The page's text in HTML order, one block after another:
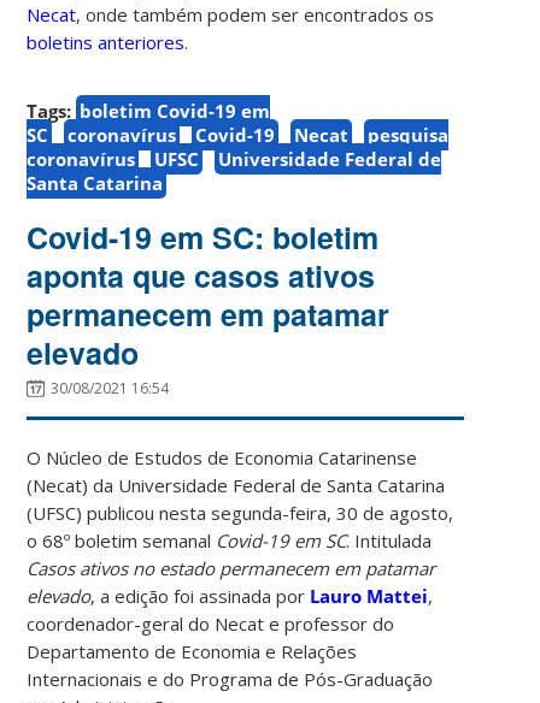
Necat, onde também podem ser encontrados os
boletins anteriores.
Tags: boletim Covid-19 em
SC
coronavírus Covid-19 Necat
pesquisa
coronavírus
UFSC
Universidade Federal de
Santa Catarina
Covid-19 em SC: boletim
aponta que casos ativos
permanecem em patamar
elevado
30/08/2021 16:54
O Núcleo de Estudos de Economia Catarinense
(Necat) da Universidade Federal de Santa Catarina
(UFSC) publicou nesta segunda-feira, 30 de agosto,
o 68º boletim semanal Covid-19 em SC. Intitulada
Casos ativos no estado permanecem em patamar
elevado, a edição foi assinada por Lauro Mattei,
coordenador-geral do Necat e professor do
Departamento de Economia e Relações
Internacionais e do Programa de Pós-Graduação